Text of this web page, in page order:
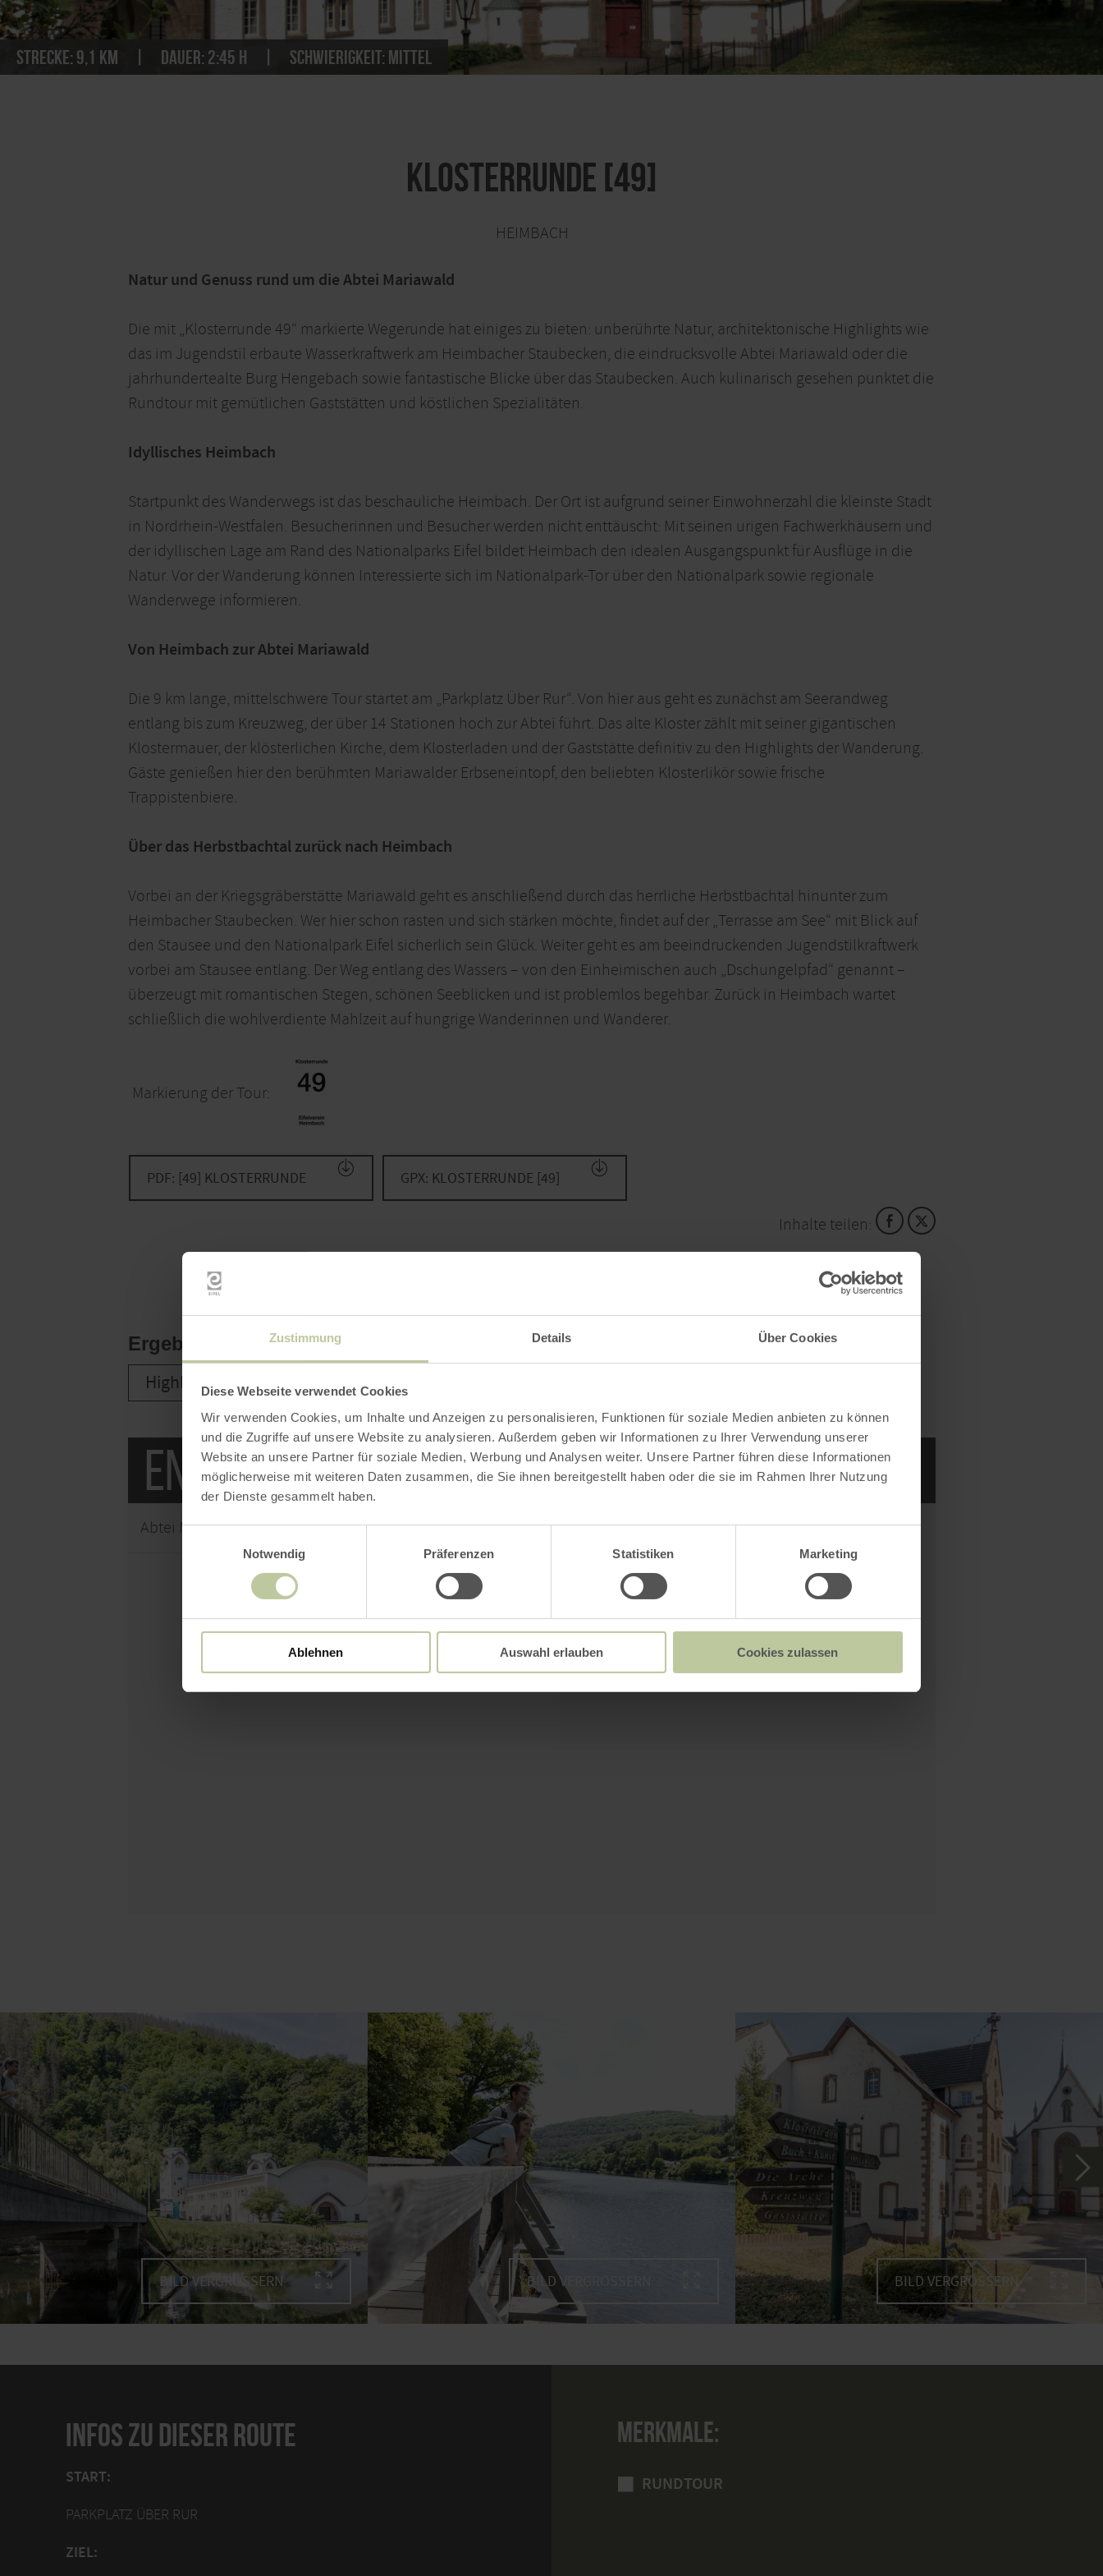
Zustimmung Details Über Cookies
Diese Webseite verwendet Cookies
Wir verwenden Cookies, um Inhalte und Anzeigen zu personalisieren, Funktionen für soziale Medien anbieten zu können
und die Zugriffe auf unsere Website zu analysieren. Außerdem geben wir Informationen zu Ihrer Verwendung unserer
Website an unsere Partner für soziale Medien, Werbung und Analysen weiter. Unsere Partner führen diese Informationen
möglicherweise mit weiteren Daten zusammen, die Sie ihnen bereitgestellt haben oder die sie im Rahmen Ihrer Nutzung
der Dienste gesammelt haben.
Notwendig
Präferenzen Statistiken Marketing
Ablehnen Auswahl erlauben Cookies zulassen
Strecke: 9,1 km Dauer: 2:45 h Schwierigkeit: mittel
Klosterrunde [49]
HEIMBACH
Natur und Genuss rund um die Abtei Mariawald
Die mit „Klosterrunde 49“ markierte Wegerunde hat einiges zu bieten: unberührte Natur, architektonische Highlights wie
das im Jugendstil erbaute Wasserkraftwerk am Heimbacher Staubecken, die eindrucksvolle Abtei Mariawald oder die
jahrhundertealte Burg Hengebach sowie fantastische Blicke über das Staubecken. Auch kulinarisch gesehen punktet die
Rundtour mit gemütlichen Gaststätten und köstlichen Spezialitäten.
Idyllisches Heimbach
Startpunkt des Wanderwegs ist das beschauliche Heimbach. Der Ort ist aufgrund seiner Einwohnerzahl die kleinste Stadt
in Nordrhein-Westfalen. Besucherinnen und Besucher werden nicht enttäuscht: Mit seinen urigen Fachwerkhäusern und
der idyllischen Lage am Rand des Nationalparks Eifel bildet Heimbach den idealen Ausgangspunkt für Ausflüge in die
Natur. Vor der Wanderung können Interessierte sich im Nationalpark-Tor über den Nationalpark sowie regionale
Wanderwege informieren.
Von Heimbach zur Abtei Mariawald
Die 9 km lange, mittelschwere Tour startet am „Parkplatz Über Rur“. Von hier aus geht es zunächst am Seerandweg
entlang bis zum Kreuzweg, der über 14 Stationen hoch zur Abtei führt. Das alte Kloster zählt mit seiner gigantischen
Klostermauer, der klösterlichen Kirche, dem Klosterladen und der Gaststätte definitiv zu den Highlights der Wanderung.
Gäste genießen hier den berühmten Mariawalder Erbseneintopf, den beliebten Klosterlikör sowie frische
Trappistenbiere.
Über das Herbstbachtal zurück nach Heimbach
Vorbei an der Kriegsgräberstätte Mariawald geht es anschließend durch das herrliche Herbstbachtal hinunter zum
Heimbacher Staubecken. Wer hier schon rasten und sich stärken möchte, findet auf der „Terrasse am See“ mit Blick auf
den Stausee und den Nationalpark Eifel sicherlich sein Glück. Weiter geht es am beeindruckenden Jugendstilkraftwerk
vorbei am Stausee entlang. Der Weg entlang des Wassers – von den Einheimischen auch „Dschungelpfad“ genannt –
überzeugt mit romantischen Stegen, schönen Seeblicken und ist problemlos begehbar. Zurück in Heimbach wartet
schließlich die wohlverdiente Mahlzeit auf hungrige Wanderinnen und Wanderer.
Markierung der Tour:
PDF: [49] KLOSTERRUNDE GPX: KLOSTERRUNDE [49]
Inhalte teilen:
Ergebnisse filtern:
Highlights Gastronomie
Entlang der Strecke
Abtei Mariawald KARTE ÖFFNEN
Bitte akzeptieren Sie den Einsatz aller
Cookies, um den Inhalt dieser Seite
sehen zu können.
Alle Cookies Freigeben
BILD VERGRÖSSERN BILD VERGRÖSSERN BILD VERGRÖSSERN
INFOS ZU DIESER ROUTE
START:
PARKPLATZ ÜBER RUR
ZIEL:
MERKMALE:
RUNDTOUR